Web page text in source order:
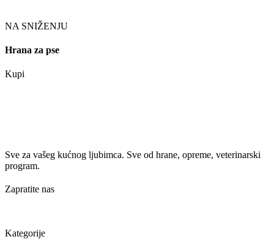
NA SNIŽENJU
Hrana za pse
Kupi
Sve za vašeg kućnog ljubimca. Sve od hrane, opreme, veterinarski
program.
Zapratite nas
Kategorije